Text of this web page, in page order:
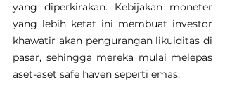
yang diperkirakan. Kebijakan moneter
yang lebih ketat ini membuat investor
khawatir akan pengurangan likuiditas di
pasar, sehingga mereka mulai melepas
aset-aset safe haven seperti emas.